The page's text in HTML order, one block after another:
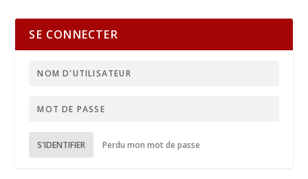
SE CONNECTER
S'IDENTIFIER Perdu mon mot de passe